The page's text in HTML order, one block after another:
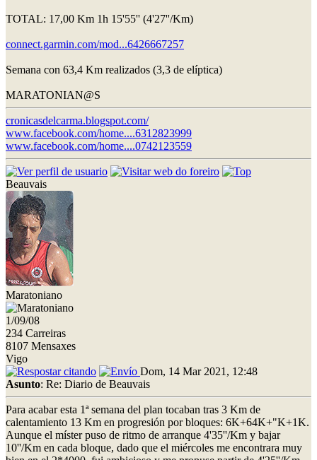
TOTAL: 17,00 Km 1h 15'55'' (4'27''/Km)
connect.garmin.com/mod...6426667257
Semana con 63,4 Km realizados (3,3 de elíptica)
MARATONIAN@S
cronicasdelcarma.blogspot.com/
www.facebook.com/home....6312823999
www.facebook.com/home....0742123559
Beauvais
Maratoniano
1/09/08
234 Carreiras
8107 Mensaxes
Vigo
Dom, 14 Mar 2021, 12:48
Asunto: Re: Diario de Beauvais
Para acabar esta 1ª semana del plan tocaban tras 3 Km de
calentamiento 13 Km en progresión por bloques: 6K+64K+"K+1K.
Aunque el míster puso de ritmo de arranque 4'35''/Km y bajar
10''/Km en cada bloque, dado que el miércoles me encontrara muy